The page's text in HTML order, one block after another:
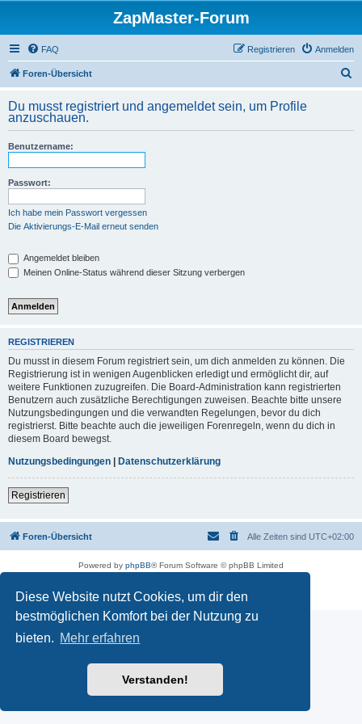
Diese Website nutzt Cookies, um dir den
bestmöglichen Komfort bei der Nutzung zu
bieten. Mehr erfahren
Verstanden!
ZapMaster-Forum
FAQ Anmelden
Registrieren
Foren-Übersicht
h
Du musst registriert und angemeldet sein, um Profile
anzuschauen.
Benutzername:
Passwort:
Ich habe mein Passwort vergessen
Die Aktivierungs-E-Mail erneut senden
Angemeldet bleiben
Meinen Online-Status während dieser Sitzung verbergen
REGISTRIEREN
Du musst in diesem Forum registriert sein, um dich anmelden zu können. Die
Registrierung ist in wenigen Augenblicken erledigt und ermöglicht dir, auf
weitere Funktionen zuzugreifen. Die Board-Administration kann registrierten
Benutzern auch zusätzliche Berechtigungen zuweisen. Beachte bitte unsere
Nutzungsbedingungen und die verwandten Regelungen, bevor du dich
registrierst. Bitte beachte auch die jeweiligen Forenregeln, wenn du dich in
diesem Board bewegst.
Nutzungsbedingungen | Datenschutzerklärung
Registrieren
Foren-Übersicht Alle Zeiten sind UTC+02:00
Powered by phpBB® Forum Software © phpBB Limited
Datenschutz|Nutzungsbedingungen